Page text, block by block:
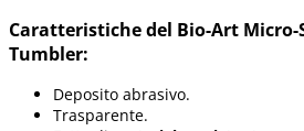
Caratteristiche del Bio-Art
Tumbler:
Deposito abrasivo.
Trasparente.